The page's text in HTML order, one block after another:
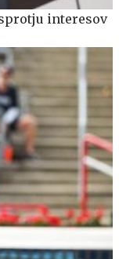
interesov